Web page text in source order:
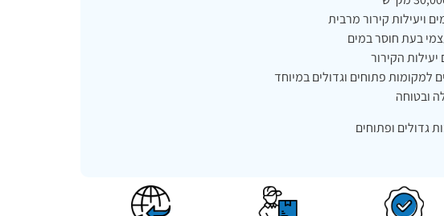
בעת חוסר במים
פתוחים וגדולים במיוחד
ובטוחה
גדולים ופתוחים